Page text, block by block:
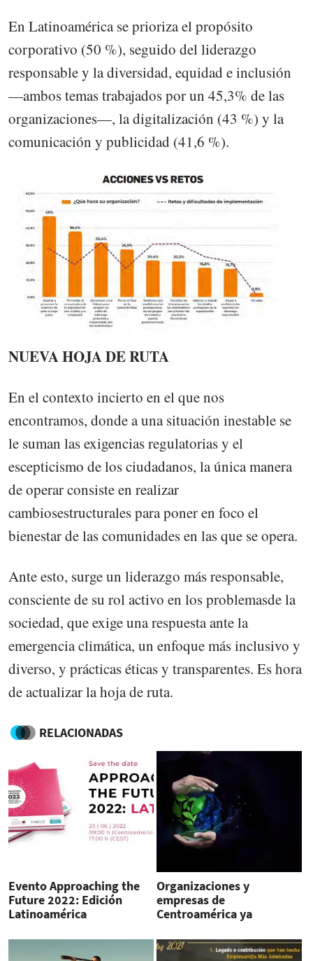
En Latinoamérica se prioriza el propósito
corporativo (50 %), seguido del liderazgo
responsable y la diversidad, equidad e inclusión
—ambos temas trabajados por un 45,3% de las
organizaciones—, la digitalización (43 %) y la
comunicación y publicidad (41,6 %).
NUEVA HOJA DE RUTA
En el contexto incierto en el que nos
encontramos, donde a una situación inestable se
le suman las exigencias regulatorias y el
escepticismo de los ciudadanos, la única manera
de operar consiste en realizar
cambiosestructurales para poner en foco el
bienestar de las comunidades en las que se opera.
Ante esto, surge un liderazgo más responsable,
consciente de su rol activo en los problemasde la
sociedad, que exige una respuesta ante la
emergencia climática, un enfoque más inclusivo y
diverso, y prácticas éticas y transparentes. Es hora
de actualizar la hoja de ruta.
RELACIONADAS
Evento Approaching the
Future 2022: Edición
Latinoamérica
Organizaciones y
empresas de
Centroamérica ya
ASG